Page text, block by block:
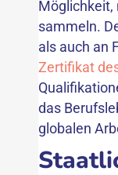
Möglichkeit,
sammeln.
als auch an
Zertifikat
das
globalen